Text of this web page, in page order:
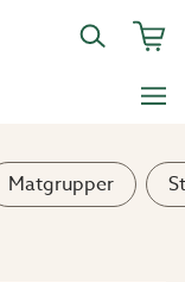
Matgrupper